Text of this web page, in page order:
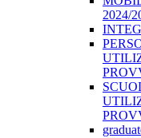
2024/